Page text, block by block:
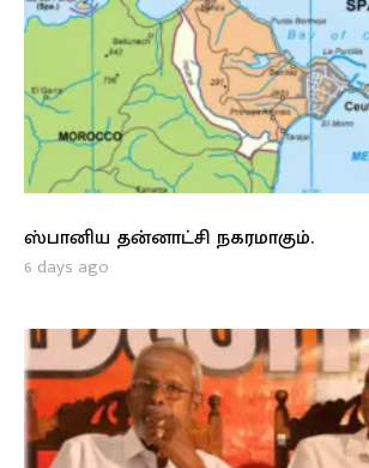
ஸ்பானிய தன்னாட்சி நகரமாகும்.
6 days ago